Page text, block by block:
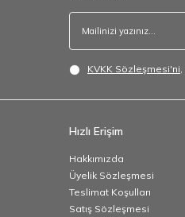
KVKK Sözleşmesi'ni
Hızlı Erişim
Hakkımızda
Üyelik Sözleşmesi
Teslimat Koşulları
Satış Sözleşmesi